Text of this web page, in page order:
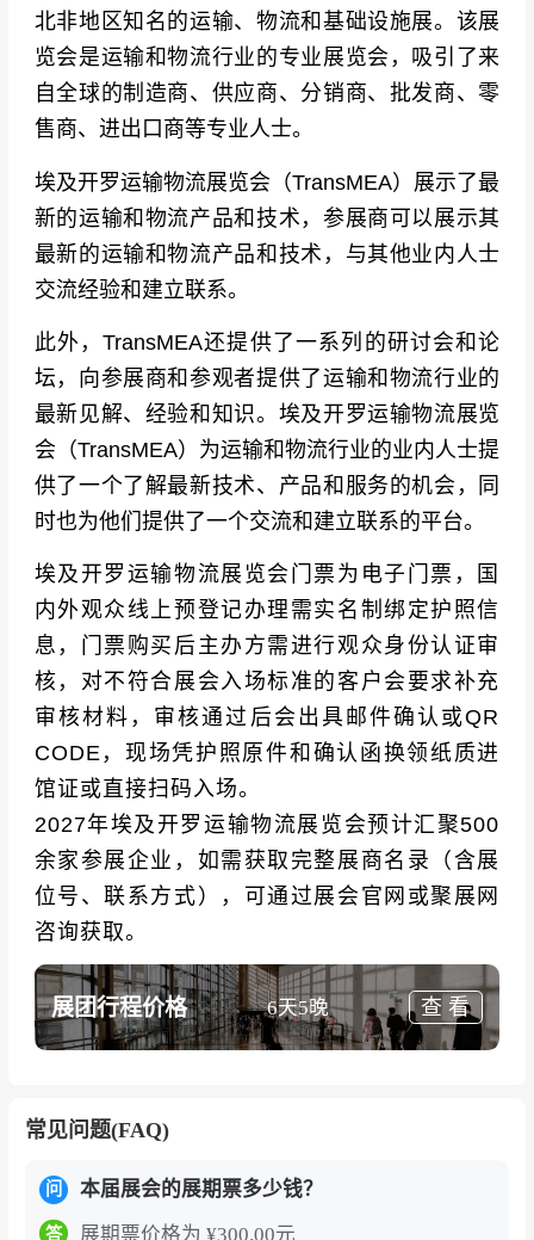
北非地区知名的运输、物流和基础设施展。该展
览会是运输和物流行业的专业展览会，吸引了来
自全球的制造商、供应商、分销商、批发商、零
售商、进出口商等专业人士。
埃及开罗运输物流展览会（TransMEA）展示了最
新的运输和物流产品和技术，参展商可以展示其
最新的运输和物流产品和技术，与其他业内人士
交流经验和建立联系。
此外，TransMEA还提供了一系列的研讨会和论
坛，向参展商和参观者提供了运输和物流行业的
最新见解、经验和知识。埃及开罗运输物流展览
会（TransMEA）为运输和物流行业的业内人士提
供了一个了解最新技术、产品和服务的机会，同
时也为他们提供了一个交流和建立联系的平台。
埃及开罗运输物流展览会门票为电子门票，国
内外观众线上预登记办理需实名制绑定护照信
息，门票购买后主办方需进行观众身份认证审
核，对不符合展会入场标准的客户会要求补充
审核材料，审核通过后会出具邮件确认或QR
CODE，现场凭护照原件和确认函换领纸质进
馆证或直接扫码入场。
2027年埃及开罗运输物流展览会预计汇聚500
余家参展企业，如需获取完整展商名录（含展
位号、联系方式），可通过展会官网或聚展网
咨询获取。
展团行程价格 6天5晚 查 看
常见问题(FAQ)
问 本届展会的展期票多少钱？
答 展期票价格为 ¥300.00元